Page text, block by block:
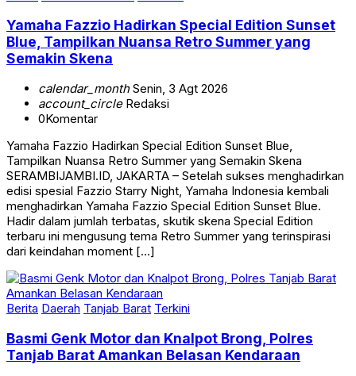
Yamaha Fazzio Hadirkan Special Edition Sunset
Blue, Tampilkan Nuansa Retro Summer yang
Semakin Skena
calendar_monthSenin, 3 Agt 2026
account_circleRedaksi
0Komentar
Yamaha Fazzio Hadirkan Special Edition Sunset Blue,
Tampilkan Nuansa Retro Summer yang Semakin Skena
SERAMBIJAMBI.ID, JAKARTA – Setelah sukses menghadirkan
edisi spesial Fazzio Starry Night, Yamaha Indonesia kembali
menghadirkan Yamaha Fazzio Special Edition Sunset Blue.
Hadir dalam jumlah terbatas, skutik skena Special Edition
terbaru ini mengusung tema Retro Summer yang terinspirasi
dari keindahan moment […]
Berita Daerah Tanjab Barat Terkini
Basmi Genk Motor dan Knalpot Brong, Polres
Tanjab Barat Amankan Belasan Kendaraan